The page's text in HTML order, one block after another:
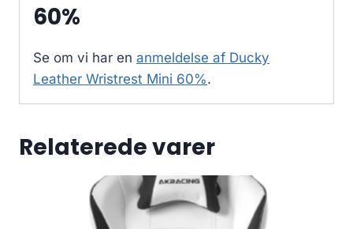
60%
Se om vi har en anmeldelse af Ducky
Leather Wristrest Mini 60%.
Relaterede varer